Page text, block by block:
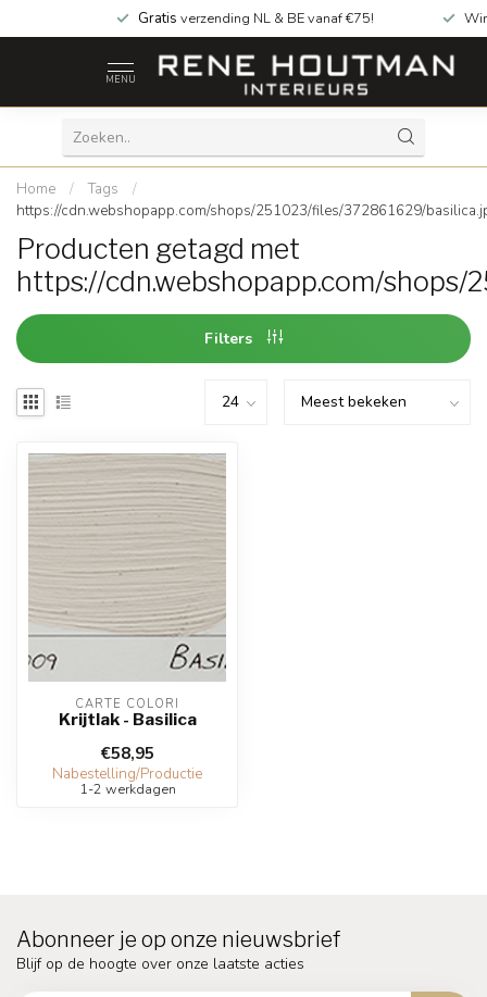
Gratis verzending NL & BE vanaf €75!
MENU
Home / Tags
/
https://cdn.webshopapp.com/shops/251023/files/372861629/
Producten getagd met
https://cdn.webshopapp.com/
Filters
CARTE COLORI
Krijtlak - Basilica
€58,95
Nabestelling/Productie
1-2 werkdagen
Abonneer je op onze nieuwsbrief
Blijf op de hoogte over onze laatste acties